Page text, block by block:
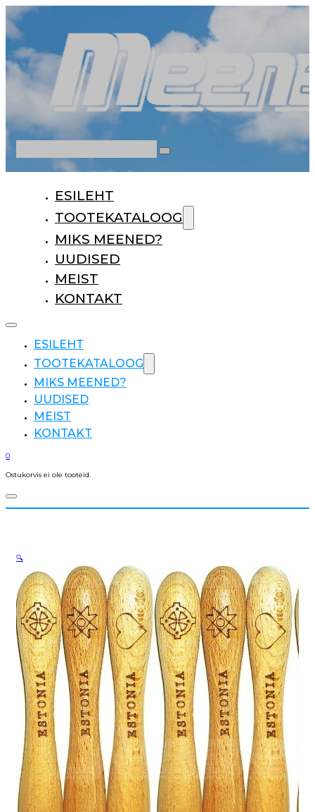
ESILEHT
TOOTEKATALOOG
MIKS MEENED?
UUDISED
MEIST
KONTAKT
ESILEHT
TOOTEKATALOOG
MIKS MEENED?
UUDISED
MEIST
KONTAKT
0
Ostukorvis ei ole tooteid.
🔍